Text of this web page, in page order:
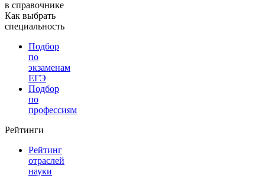
в справочнике
Как выбрать
специальность
Подбор
по
экзаменам
ЕГЭ
Подбор
по
профессиям
Рейтинги
Рейтинг
отраслей
науки